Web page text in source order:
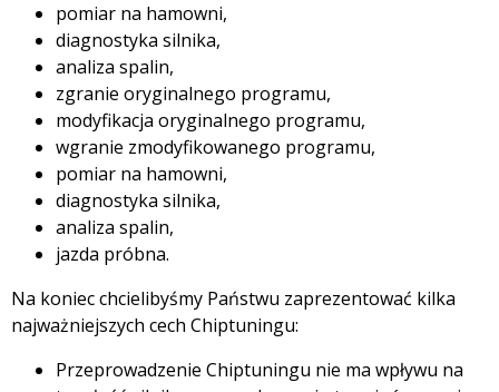
pomiar na hamowni,
diagnostyka silnika,
analiza spalin,
zgranie oryginalnego programu,
modyfikacja oryginalnego programu,
wgranie zmodyfikowanego programu,
pomiar na hamowni,
diagnostyka silnika,
analiza spalin,
jazda próbna.
Na koniec chcielibyśmy Państwu zaprezentować kilka
najważniejszych cech Chiptuningu:
Przeprowadzenie Chiptuningu nie ma wpływu na